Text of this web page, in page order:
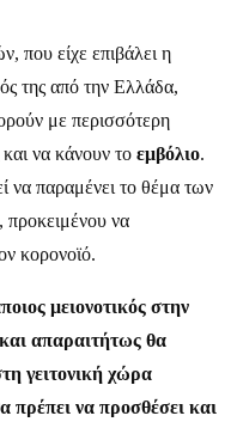
που είχε επιβάλει η
της από την Ελλάδα,
με περισσότερη
να κάνουν το εμβόλιο.
να παραμένει το θέμα των
να
κορονοϊό.
μειονοτικός στην
απαραιτήτως θα
γειτονική χώρα
πρέπει να προσθέσει και